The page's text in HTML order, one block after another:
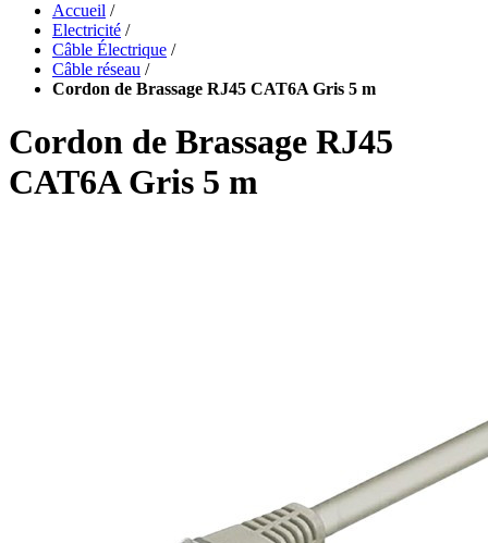
Accueil /
Electricité /
Câble Électrique /
Câble réseau /
Cordon de Brassage RJ45 CAT6A Gris 5 m
Cordon de Brassage RJ45
CAT6A Gris 5 m